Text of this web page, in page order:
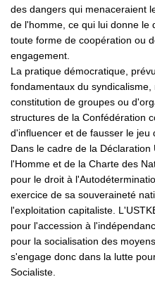
des dangers qui menaceraient
de l'homme, ce qui lui donne le
toute forme de coopération ou
engagement.
La pratique démocratique,
fondamentaux du
constitution de groupes ou
structures de la Confédération
d'influencer et de fausser le jeu
Dans le cadre de la
l'Homme et de la Charte des
pour le droit à
exercice de sa souveraineté
l'exploitation capitaliste.
pour l'accession à
pour la socialisation des
s'engage donc dans la lutte
Socialiste.